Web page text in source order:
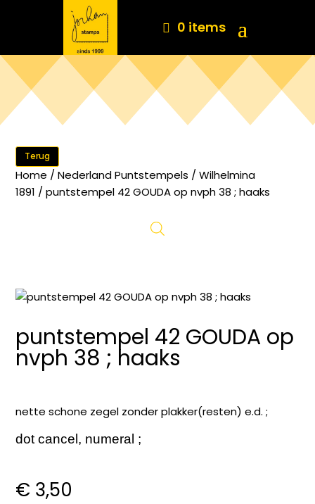
0 items
Terug
Home /Nederland Puntstempels /Wilhelmina
1891 / puntstempel 42 GOUDA op nvph 38 ; haaks
puntstempel 42 GOUDA op
nvph 38 ; haaks
nette schone zegel zonder plakker(resten) e.d. ;
dot cancel, numeral ;
€ 3,50